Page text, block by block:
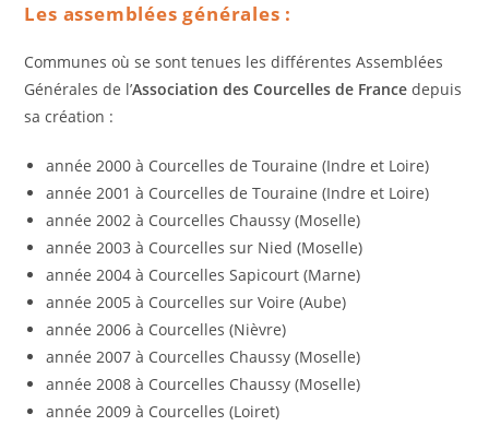
Les assemblées générales :
Communes où se sont tenues les différentes Assemblées
Générales de l’Association des Courcelles de Francedepuis
sa création :
année 2000 à Courcelles de Touraine (Indre et Loire)
année 2001 à Courcelles de Touraine (Indre et Loire)
année 2002 à Courcelles Chaussy (Moselle)
année 2003 à Courcelles sur Nied (Moselle)
année 2004 à Courcelles Sapicourt (Marne)
année 2005 à Courcelles sur Voire (Aube)
année 2006 à Courcelles (Nièvre)
année 2007 à Courcelles Chaussy (Moselle)
année 2008 à Courcelles Chaussy (Moselle)
année 2009 à Courcelles (Loiret)